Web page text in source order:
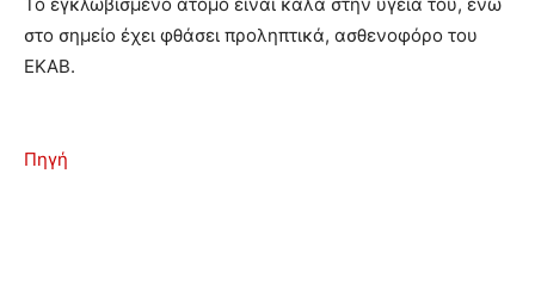
στο σημείο έχει φθάσει προληπτικά, ασθενοφόρο του
ΕΚΑΒ.
Πηγή